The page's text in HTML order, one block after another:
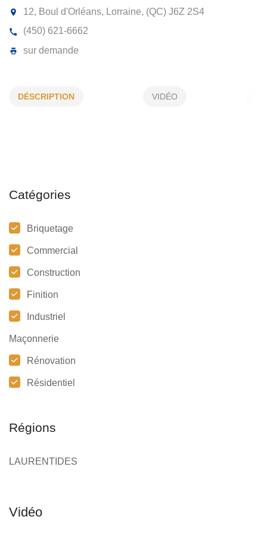
12, Boul d'Orléans, Lorraine, (QC)
DÉSCRIPTION VIDÉO
Catégories
Briquetage
Commercial
Construction
Finition
Industriel
Maçonnerie
Rénovation
Résidentiel
Régions
LAURENTIDES